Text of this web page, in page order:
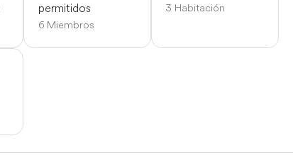
permitidos
6 Miembros
3 Habitación